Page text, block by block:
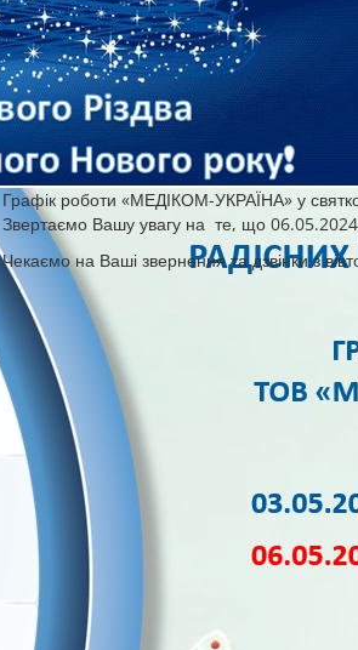
Графік роботи «МЕДІКОМ-УКРАЇНА» у
Звертаємо Вашу увагу на те, що 06.05.2024
Чекаємо на Ваші звернення та дзвінки з